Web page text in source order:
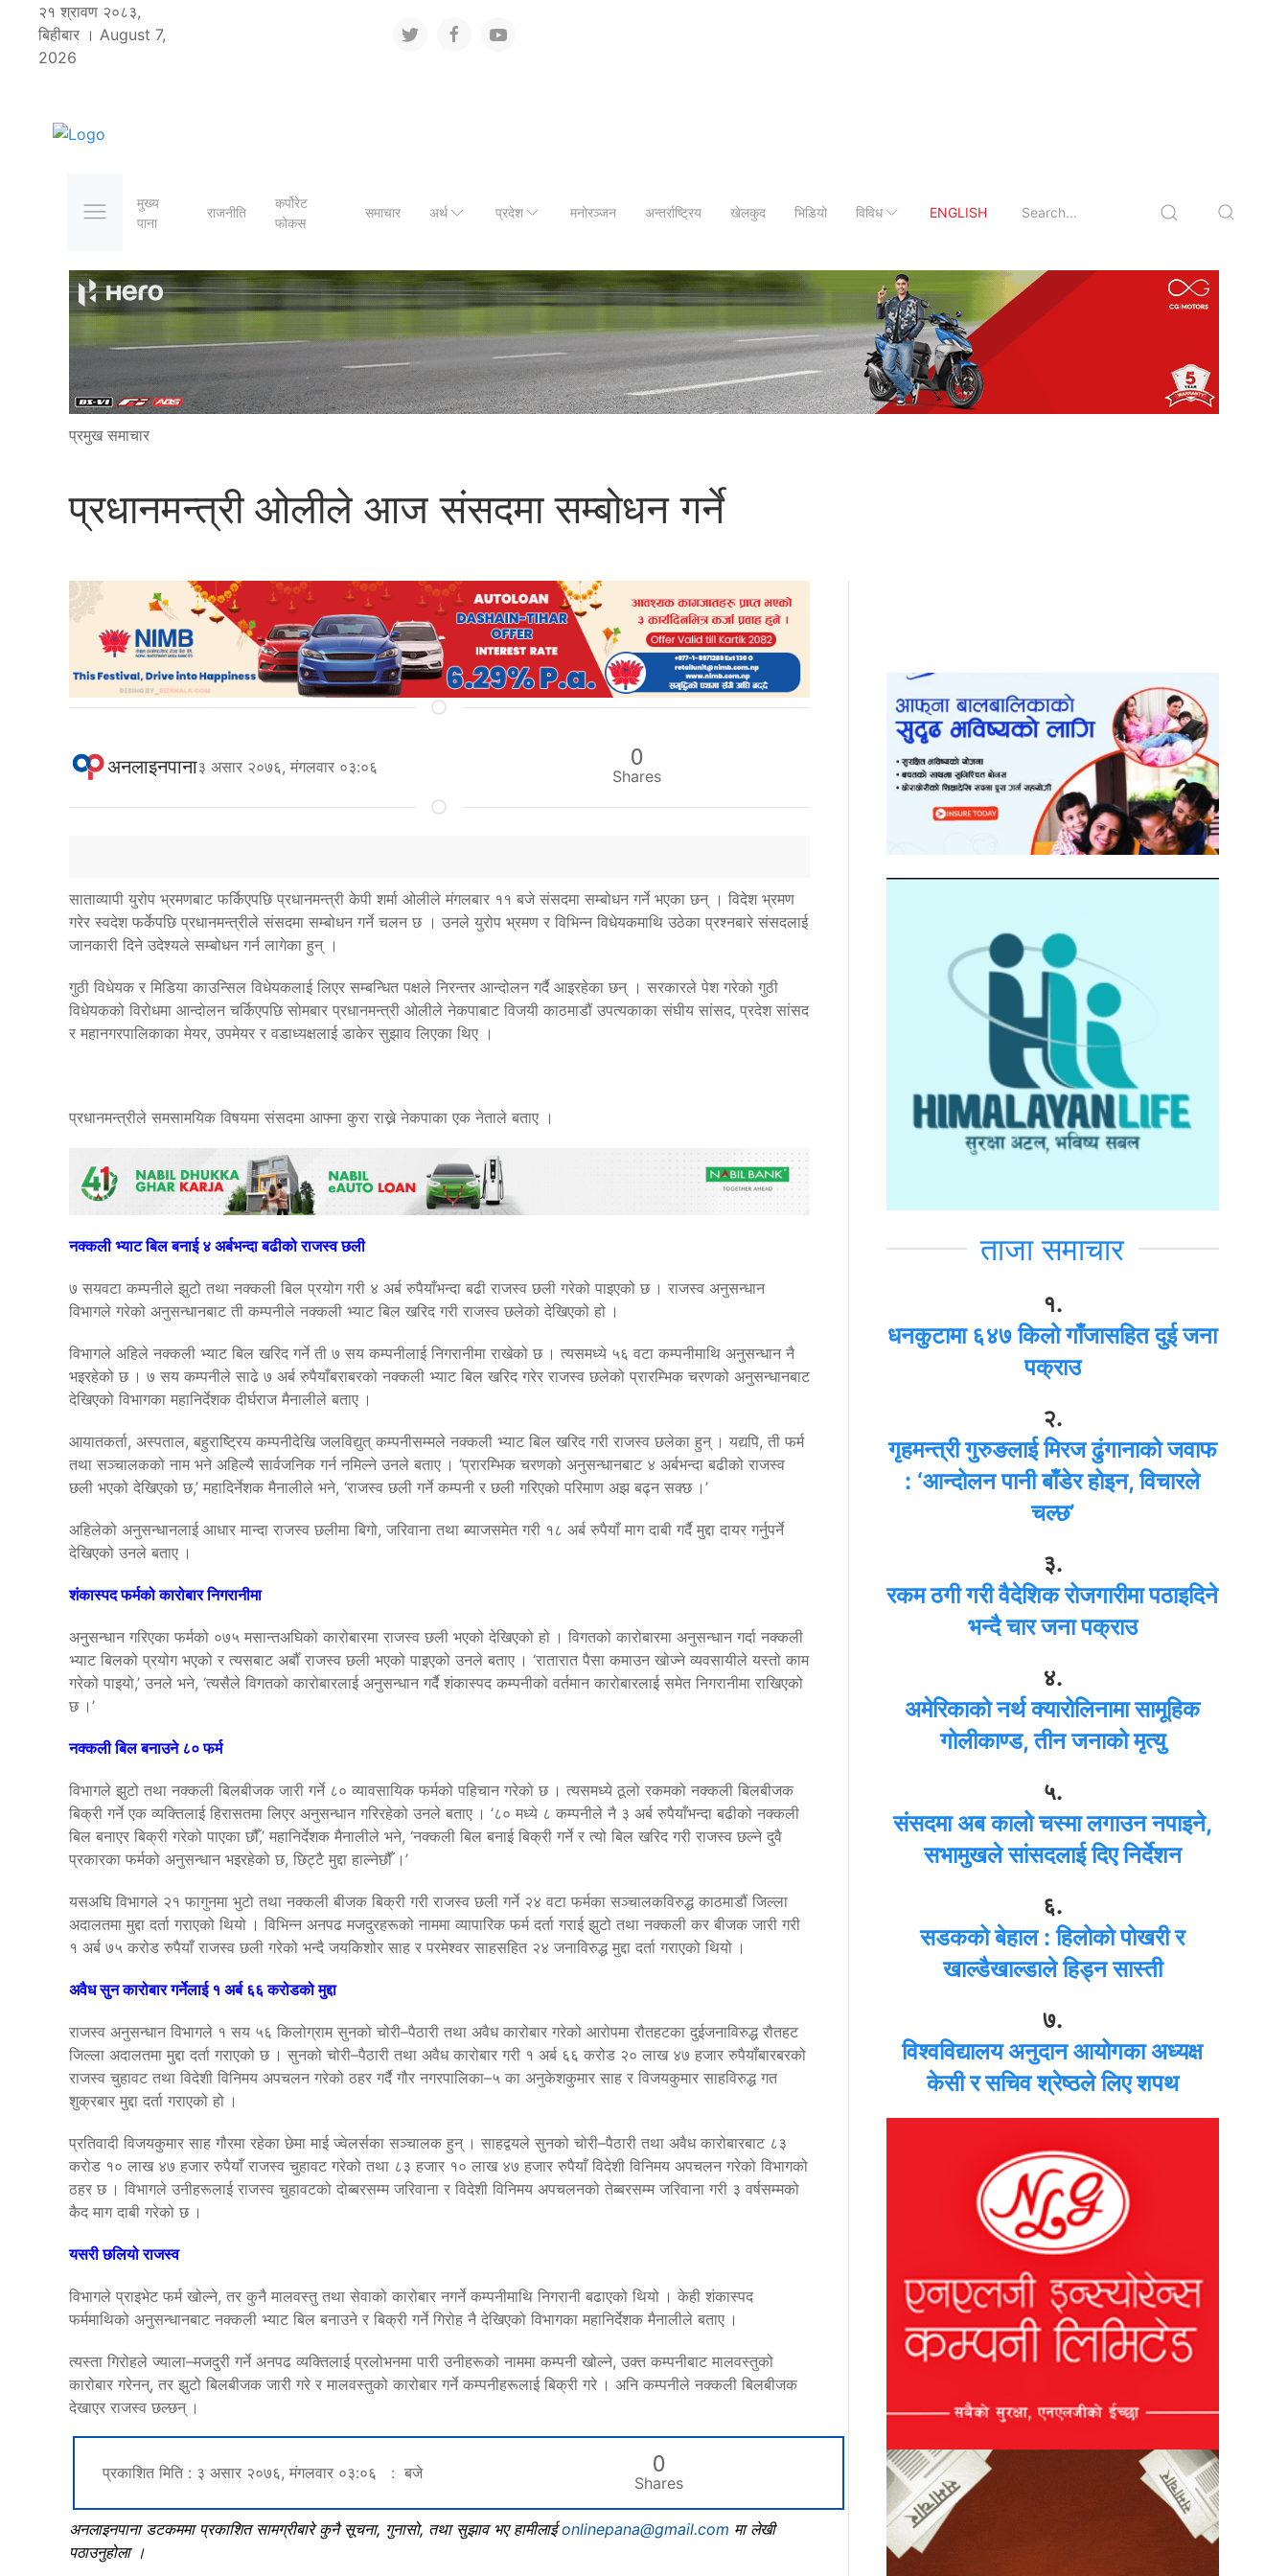
२१ श्रावण २०८३,
बिहीबार । August 7,
2026
मुख्य
पाना
राजनीति
कर्पोरेट
फोकस
समाचार अर्थ प्रदेश मनोरञ्जन अन्तर्राष्ट्रिय खेलकुद भिडियो विविध ENGLISH
प्रमुख समाचार
प्रधानमन्त्री ओलीले आज संसदमा सम्बोधन गर्ने
अनलाइनपाना३ असार २०७६, मंगलवार ०३:०६ 0
Shares
साताव्यापी युरोप भ्रमणबाट फर्किएपछि प्रधानमन्त्री केपी शर्मा ओलीले मंगलबार ११ बजे संसदमा सम्बोधन गर्ने भएका छन् । विदेश भ्रमण
गरेर स्वदेश फर्केपछि प्रधानमन्त्रीले संसदमा सम्बोधन गर्ने चलन छ । उनले युरोप भ्रमण र विभिन्न विधेयकमाथि उठेका प्रश्नबारे संसदलाई
जानकारी दिने उदेश्यले सम्बोधन गर्न लागेका हुन् ।
गुठी विधेयक र मिडिया काउन्सिल विधेयकलाई लिएर सम्बन्धित पक्षले निरन्तर आन्दोलन गर्दै आइरहेका छन् । सरकारले पेश गरेको गुठी
विधेयकको विरोधमा आन्दोलन चर्किएपछि सोमबार प्रधानमन्त्री ओलीले नेकपाबाट विजयी काठमाडौं उपत्यकाका संघीय सांसद, प्रदेश सांसद
र महानगरपालिकाका मेयर, उपमेयर र वडाध्यक्षलाई डाकेर सुझाव लिएका थिए ।
प्रधानमन्त्रीले समसामयिक विषयमा संसदमा आफ्ना कुरा राख्ने नेकपाका एक नेताले बताए ।
नक्कली भ्याट बिल बनाई ४ अर्बभन्दा बढीको राजस्व छली
७ सयवटा कम्पनीले झुटो तथा नक्कली बिल प्रयोग गरी ४ अर्ब रुपैयाँभन्दा बढी राजस्व छली गरेको पाइएको छ । राजस्व अनुसन्धान
विभागले गरेको अनुसन्धानबाट ती कम्पनीले नक्कली भ्याट बिल खरिद गरी राजस्व छलेको देखिएको हो ।
विभागले अहिले नक्कली भ्याट बिल खरिद गर्ने ती ७ सय कम्पनीलाई निगरानीमा राखेको छ । त्यसमध्ये ५६ वटा कम्पनीमाथि अनुसन्धान नै
भइरहेको छ । ७ सय कम्पनीले साढे ७ अर्ब रुपैयाँबराबरको नक्कली भ्याट बिल खरिद गरेर राजस्व छलेको प्रारम्भिक चरणको अनुसन्धानबाट
देखिएको विभागका महानिर्देशक दीर्घराज मैनालीले बताए ।
आयातकर्ता, अस्पताल, बहुराष्ट्रिय कम्पनीदेखि जलविद्युत् कम्पनीसम्मले नक्कली भ्याट बिल खरिद गरी राजस्व छलेका हुन् । यद्यपि, ती फर्म
तथा सञ्चालकको नाम भने अहिल्यै सार्वजनिक गर्न नमिल्ने उनले बताए । ‘प्रारम्भिक चरणको अनुसन्धानबाट ४ अर्बभन्दा बढीको राजस्व
छली भएको देखिएको छ,’ महादिर्नेशक मैनालीले भने, ‘राजस्व छली गर्ने कम्पनी र छली गरिएको परिमाण अझ बढ्न सक्छ ।’
अहिलेको अनुसन्धानलाई आधार मान्दा राजस्व छलीमा बिगो, जरिवाना तथा ब्याजसमेत गरी १८ अर्ब रुपैयाँ माग दाबी गर्दै मुद्दा दायर गर्नुपर्ने
देखिएको उनले बताए ।
शंकास्पद फर्मको कारोबार निगरानीमा
अनुसन्धान गरिएका फर्मको ०७५ मसान्तअघिको कारोबारमा राजस्व छली भएको देखिएको हो । विगतको कारोबारमा अनुसन्धान गर्दा नक्कली
भ्याट बिलको प्रयोग भएको र त्यसबाट अर्बौँ राजस्व छली भएको पाइएको उनले बताए । ‘रातारात पैसा कमाउन खोज्ने व्यवसायीले यस्तो काम
गरेको पाइयो,’ उनले भने, ‘त्यसैले विगतको कारोबारलाई अनुसन्धान गर्दै शंकास्पद कम्पनीको वर्तमान कारोबारलाई समेत निगरानीमा राखिएको
छ ।’
नक्कली बिल बनाउने ८० फर्म
विभागले झुटो तथा नक्कली बिलबीजक जारी गर्ने ८० व्यावसायिक फर्मको पहिचान गरेको छ । त्यसमध्ये ठूलो रकमको नक्कली बिलबीजक
बिक्री गर्ने एक व्यक्तिलाई हिरासतमा लिएर अनुसन्धान गरिरहेको उनले बताए । ‘८० मध्ये ८ कम्पनीले नै ३ अर्ब रुपैयाँभन्दा बढीको नक्कली
बिल बनाएर बिक्री गरेको पाएका छौँ,’ महानिर्देशक मैनालीले भने, ‘नक्कली बिल बनाई बिक्री गर्ने र त्यो बिल खरिद गरी राजस्व छल्ने दुवै
प्रकारका फर्मको अनुसन्धान भइरहेको छ, छिट्टै मुद्दा हाल्नेछौँ ।’
यसअघि विभागले २१ फागुनमा भुटो तथा नक्कली बीजक बिक्री गरी राजस्व छली गर्ने २४ वटा फर्मका सञ्चालकविरुद्ध काठमाडौं जिल्ला
अदालतमा मुद्दा दर्ता गराएको थियो । विभिन्न अनपढ मजदुरहरूको नाममा व्यापारिक फर्म दर्ता गराई झुटो तथा नक्कली कर बीजक जारी गरी
१ अर्ब ७५ करोड रुपैयाँ राजस्व छली गरेको भन्दै जयकिशोर साह र परमेश्वर साहसहित २४ जनाविरुद्ध मुद्दा दर्ता गराएको थियो ।
अवैध सुन कारोबार गर्नेलाई १ अर्ब ६६ करोडको मुद्दा
राजस्व अनुसन्धान विभागले १ सय ५६ किलोग्राम सुनको चोरी–पैठारी तथा अवैध कारोबार गरेको आरोपमा रौतहटका दुईजनाविरुद्ध रौतहट
जिल्ला अदालतमा मुद्दा दर्ता गराएको छ । सुनको चोरी–पैठारी तथा अवैध कारोबार गरी १ अर्ब ६६ करोड २० लाख ४७ हजार रुपैयाँबारबरको
राजस्व चुहावट तथा विदेशी विनिमय अपचलन गरेको ठहर गर्दै गौर नगरपालिका–५ का अनुकेशकुमार साह र विजयकुमार साहविरुद्ध गत
शुक्रबार मुद्दा दर्ता गराएको हो ।
प्रतिवादी विजयकुमार साह गौरमा रहेका छेमा माई ज्वेलर्सका सञ्चालक हुन् । साहद्वयले सुनको चोरी–पैठारी तथा अवैध कारोबारबाट ८३
करोड १० लाख ४७ हजार रुपैयाँ राजस्व चुहावट गरेको तथा ८३ हजार १० लाख ४७ हजार रुपैयाँ विदेशी विनिमय अपचलन गरेको विभागको
ठहर छ । विभागले उनीहरूलाई राजस्व चुहावटको दोब्बरसम्म जरिवाना र विदेशी विनिमय अपचलनको तेब्बरसम्म जरिवाना गरी ३ वर्षसम्मको
कैद माग दाबी गरेको छ ।
यसरी छलियो राजस्व
विभागले प्राइभेट फर्म खोल्ने, तर कुनै मालवस्तु तथा सेवाको कारोबार नगर्ने कम्पनीमाथि निगरानी बढाएको थियो । केही शंकास्पद
फर्ममाथिको अनुसन्धानबाट नक्कली भ्याट बिल बनाउने र बिक्री गर्ने गिरोह नै देखिएको विभागका महानिर्देशक मैनालीले बताए ।
त्यस्ता गिरोहले ज्याला–मजदुरी गर्ने अनपढ व्यक्तिलाई प्रलोभनमा पारी उनीहरूको नाममा कम्पनी खोल्ने, उक्त कम्पनीबाट मालवस्तुको
कारोबार गरेनन्, तर झुटो बिलबीजक जारी गरे र मालवस्तुको कारोबार गर्ने कम्पनीहरूलाई बिक्री गरे । अनि कम्पनीले नक्कली बिलबीजक
देखाएर राजस्व छल्छन् ।
प्रकाशित मिति : ३ असार २०७६, मंगलवार ०३:०६ : बजे 0
Shares
अनलाइनपाना डटकममा प्रकाशित सामग्रीबारे कुनै सूचना, गुनासो, तथा सुझाव भए हामीलाईonlinepana@gmail.com मा लेखी
पठाउनुहोला ।
ताजा समाचार
१.
धनकुटामा ६४७ किलो गाँजासहित दुई जना
पक्राउ
२.
गृहमन्त्री गुरुङलाई मिरज ढुंगानाको जवाफ
: ‘आन्दोलन पानी बाँडेर होइन, विचारले
चल्छ’
३.
रकम ठगी गरी वैदेशिक रोजगारीमा पठाइदिने
भन्दै चार जना पक्राउ
४.
अमेरिकाको नर्थ क्यारोलिनामा सामूहिक
गोलीकाण्ड, तीन जनाको मृत्यु
५.
संसदमा अब कालो चस्मा लगाउन नपाइने,
सभामुखले सांसदलाई दिए निर्देशन
६.
सडकको बेहाल : हिलोको पोखरी र
खाल्डैखाल्डाले हिड्न सास्ती
७.
विश्वविद्यालय अनुदान आयोगका अध्यक्ष
केसी र सचिव श्रेष्ठले लिए शपथ